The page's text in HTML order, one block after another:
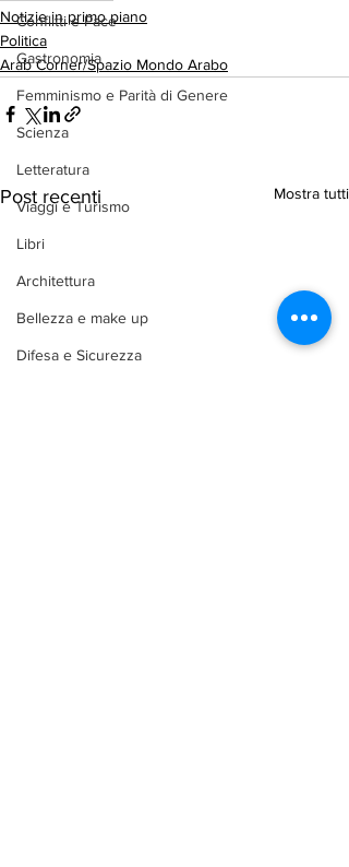
Conflitti e Pace
Gastronomia
Femminismo e Parità di Genere
Scienza
Letteratura
Viaggi e Turismo
Libri
Architettura
Bellezza e make up
Difesa e Sicurezza
Notizie in primo piano
Politica
Arab Corner/Spazio Mondo Arabo
Post recenti Mostra tutti